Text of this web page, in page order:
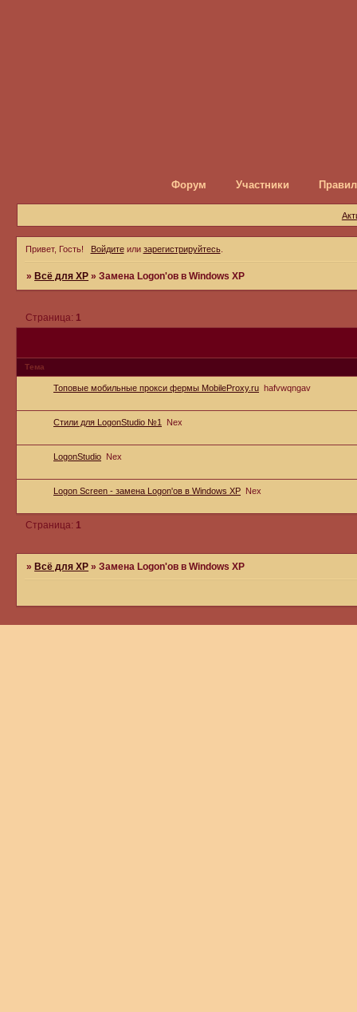
Форум Участники
Привет, Гость! Войдитеили зарегистрируйтесь.
» Всё для ХР »Замена Logon'ов в Windows XP
Страница: 1
Тема
Топовые мобильные прокси фермы MobileProxy.ru hafvwqngav
Стили для LogonStudio №1 Nex
LogonStudio Nex
Logon Screen - замена Logon'ов в Windows XP Nex
Страница: 1
» Всё для ХР »Замена Logon'ов в Windows XP